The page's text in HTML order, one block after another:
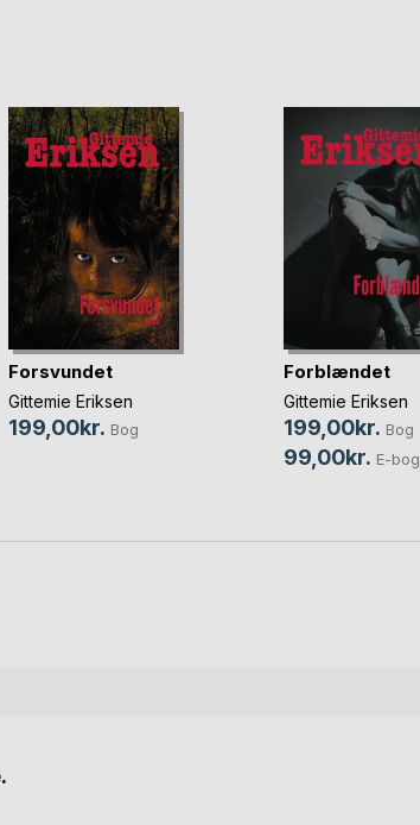
Forsvundet
Gittemie Eriksen
199,00kr. Bog
Forblændet
Gittemie Eriksen
199,00kr. Bog
99,00kr. E-bog